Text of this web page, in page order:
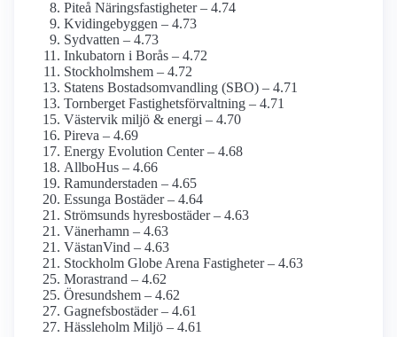
Piteå Näringsfastigheter – 4.74
Kvidingebyggen – 4.73
Sydvatten – 4.73
Inkubatorn i Borås – 4.72
Stockholmshem – 4.72
Statens Bostads­omvandling (SBO) – 4.71
Tornberget Fastighetsförvaltning – 4.71
Västervik miljö & energi – 4.70
Pireva – 4.69
Energy Evolution Center – 4.68
AllboHus – 4.66
Ramunderstaden – 4.65
Essunga Bostäder – 4.64
Strömsunds hyresbostäder – 4.63
Vänerhamn – 4.63
VästanVind – 4.63
Stockholm Globe Arena Fastigheter – 4.63
Morastrand – 4.62
Öresundshem – 4.62
Gagnefsbostäder – 4.61
Hässleholm Miljö – 4.61